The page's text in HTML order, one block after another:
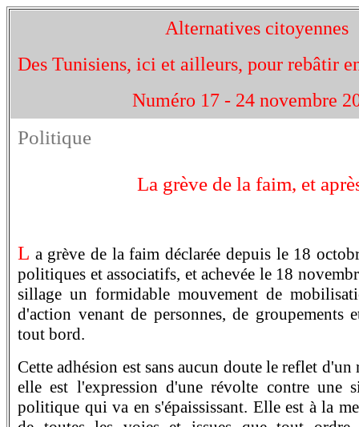
Alternatives citoyennes
Des Tunisiens, ici et ailleurs, pour rebâtir
Numéro 17 - 24 novembre
Politique
La grève de la faim, et
L a grève de la faim déclarée depuis le 18
politiques et associatifs, et achevée le 18
sillage un formidable mouvement de
d'action venant de personnes, de groupements
tout bord.
Cette adhésion est sans aucun doute le reflet d'un
elle est l'expression d'une révolte contre une
politique qui va en s'épaississant. Elle est à la